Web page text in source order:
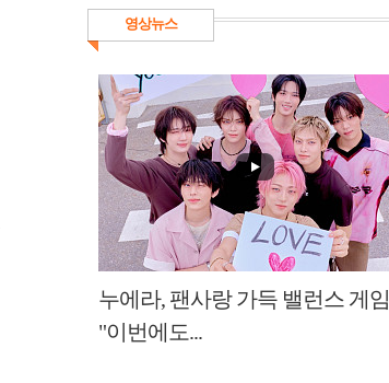
영상뉴스
누에라, 팬사랑 가득 밸런스 게임
"이번에도...